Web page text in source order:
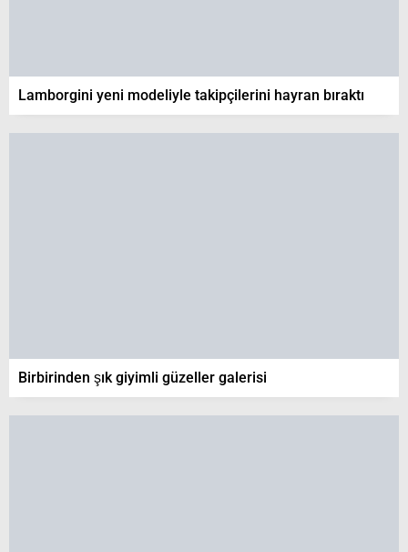
Lamborgini yeni modeliyle takipçilerini hayran bıraktı
Birbirinden şık giyimli güzeller galerisi